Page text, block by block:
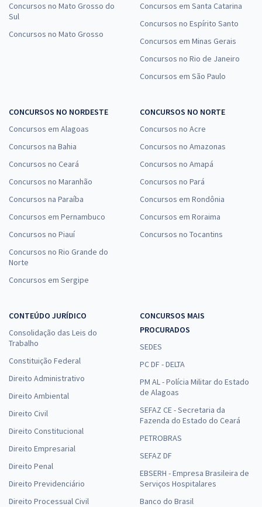
Concursos no Mato Grosso do
Sul
Concursos no Mato Grosso
Concursos em Santa Catarina
Concursos no Espírito Santo
Concursos em Minas Gerais
Concursos no Rio de Janeiro
Concursos em São Paulo
CONCURSOS NO NORDESTE
Concursos em Alagoas
Concursos na Bahia
Concursos no Ceará
Concursos no Maranhão
Concursos na Paraíba
Concursos em Pernambuco
Concursos no Piauí
Concursos no Rio Grande do
Norte
Concursos em Sergipe
CONCURSOS NO NORTE
Concursos no Acre
Concursos no Amazonas
Concursos no Amapá
Concursos no Pará
Concursos em Rondônia
Concursos em Roraima
Concursos no Tocantins
CONTEÚDO JURÍDICO
Consolidação das Leis do
Trabalho
Constituição Federal
Direito Administrativo
Direito Ambiental
Direito Civil
Direito Constitucional
Direito Empresarial
Direito Penal
Direito Previdenciário
Direito Processual Civil
CONCURSOS MAIS
PROCURADOS
SEDES
PC DF - DELTA
PM AL - Polícia Militar do Estado
de Alagoas
SEFAZ CE - Secretaria da
Fazenda do Estado do Ceará
PETROBRAS
SEFAZ DF
EBSERH - Empresa Brasileira de
Serviços Hospitalares
Banco do Brasil